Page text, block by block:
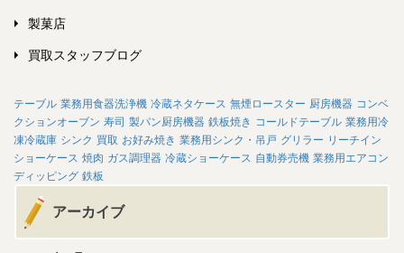
製菓店
買取スタッフブログ
テーブル 業務用食器洗浄機 冷蔵ネタケース 無煙ロースター 厨房機器 コンベ
クションオーブン 寿司 製パン厨房機器 鉄板焼き コールドテーブル 業務用冷
凍冷蔵庫 シンク 買取 お好み焼き 業務用シンク・吊戸 グリラー リーチイン
ショーケース 焼肉 ガス調理器 冷蔵ショーケース 自動券売機 業務用エアコン
ディッピング 鉄板
アーカイブ